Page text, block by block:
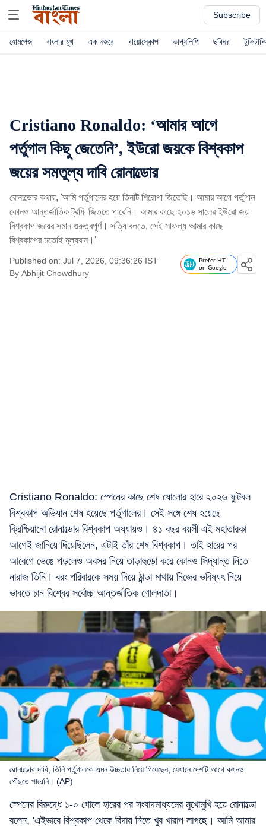
Subscribe
হোমপেজ বাংলার মুখ এক নজরে বায়োস্কোপ ভাগ্যলিপি ছবিঘর টুকিটাকি
Cristiano Ronaldo: ‘আমার আগে
পর্তুগাল কিছু জেতেনি’, ইউরো জয়কে বিশ্বকাপ
জয়ের সমতুল্য দাবি রোনাল্ডোর
রোনাল্ডোর কথায়, 'আমি পর্তুগালের হয়ে তিনটি শিরোপা জিতেছি। আমার আগে পর্তুগাল
কোনও আন্তর্জাতিক ট্রফি জিততে পারেনি। আমার কাছে ২০১৬ সালের ইউরো জয়
বিশ্বকাপ জয়ের সমান গুরুত্বপূর্ণ। সত্যি বলতে, সেই সাফল্য আমার কাছে
বিশ্বকাপের মতোই মূল্যবান।'
Published on: Jul 7, 2026, 09:36:26 IST
By Abhijit Chowdhury
Prefer HT
on Google
Cristiano Ronaldo: স্পেনের কাছে শেষ ষোলোর হারে ২০২৬ ফুটবল
বিশ্বকাপ অভিযান শেষ হয়েছে পর্তুগালের। সেই সঙ্গে শেষ হয়েছে
ক্রিশ্চিয়ানো রোনাল্ডোর বিশ্বকাপ অধ্যায়ও। ৪১ বছর বয়সী এই মহাতারকা
আগেই জানিয়ে দিয়েছিলেন, এটাই তাঁর শেষ বিশ্বকাপ। তাই হারের পর
আবেগে ভেঙে পড়লেও অবসর নিয়ে তাড়াহুড়ো করে কোনও সিদ্ধান্ত নিতে
নারাজ তিনি। বরং পরিবারকে সময় দিয়ে ঠান্ডা মাথায় নিজের ভবিষ্যৎ নিয়ে
ভাবতে চান বিশ্বের সর্বোচ্চ আন্তর্জাতিক গোলদাতা।
রোনাল্ডোর দাবি, তিনি পর্তুগালকে এমন উচ্চতায় নিয়ে গিয়েছেন, যেখানে দেশটি আগে কখনও
পৌঁছতে পারেনি। (AP)
স্পেনের বিরুদ্ধে ১-০ গোলে হারের পর সংবাদমাধ্যমের মুখোমুখি হয়ে রোনাল্ডো
বলেন, 'এইভাবে বিশ্বকাপ থেকে বিদায় নিতে খুব খারাপ লাগছে। আমি আমার